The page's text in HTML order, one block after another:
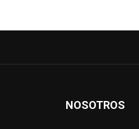
NOSOTROS